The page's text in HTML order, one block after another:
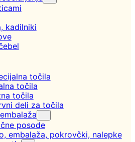
kadilniki
točila
točila
točila
deli za točila
posode
embalaža, pokrovčki, nalepke